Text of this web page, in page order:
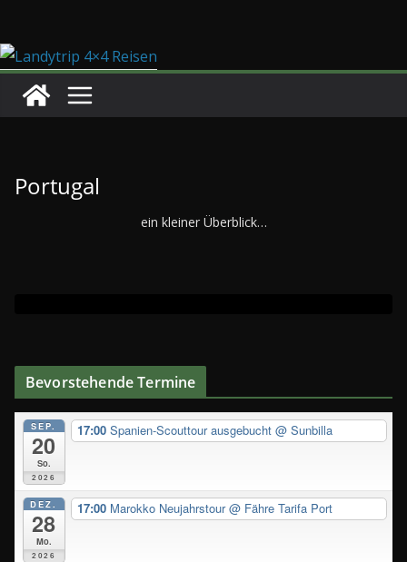
springen
Portugal
ein kleiner Überblick…
Bevorstehende Termine
SEP.
20
So.
2026
17:00 Spanien-Scouttour ausgebucht @ Sunbilla
DEZ.
28
Mo.
2026
17:00 Marokko Neujahrstour@ Fähre Tarifa Port